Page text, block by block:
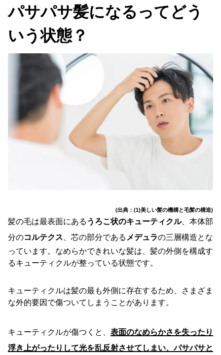
パサパサ髪になるってどう
いう状態？
(出典：(1)美しい髪の機構と毛髪の構造)
髪の毛は最表面にある うろこ状のキューティクル、本体部
分のコルテクス 、芯の部分である メデュラの三層構造とな
っています。なめらかできれいな髪は、髪の外側を構成す
るキューティクルが整っている状態です。
キューティクルは髪の最も外側に存在するため、さまざま
な外的要因で傷ついてしまうことがあります。
キューティクルが傷つくと、 表面のなめらかさを失ったり
浮き上がったりして光を乱反射させてしまい、パサパサと